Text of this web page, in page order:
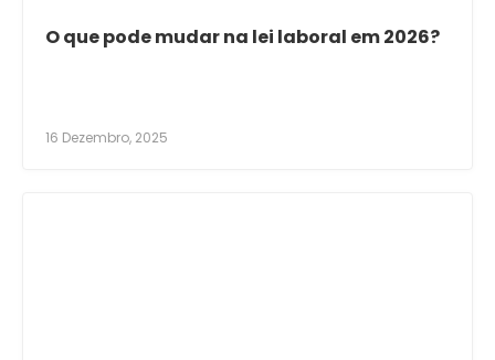
O que pode mudar na lei laboral em 2026?
16 Dezembro, 2025